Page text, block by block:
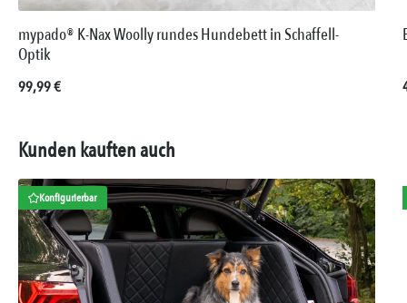
mypado® K-Nax Woolly rundes Hundebett in Schaffell-
Optik
Regulärer Preis:
99,99 €
Kunden kauften auch
Konfigurierbar